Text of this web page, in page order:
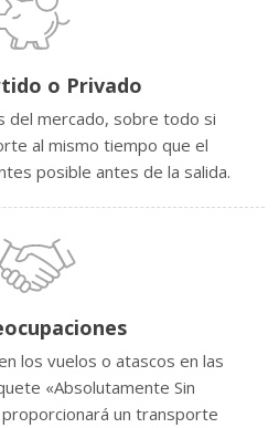
o Privado
del mercado, sobre todo si
al mismo tiempo que el
posible antes de la salida.
los vuelos o atascos en las
«Absolutamente Sin
un transporte